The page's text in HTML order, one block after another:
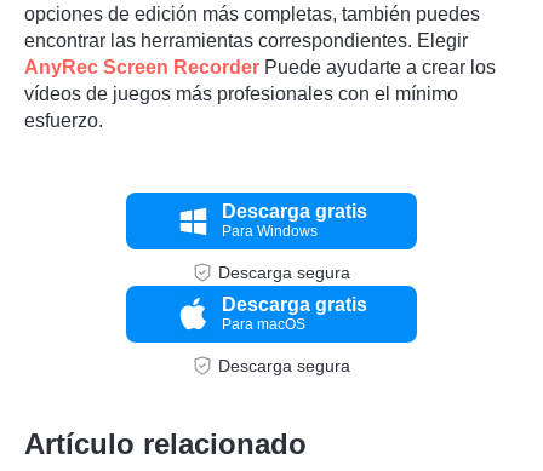
opciones de edición más completas, también puedes
encontrar las herramientas correspondientes. Elegir
AnyRec Screen Recorder Puede ayudarte a crear los
vídeos de juegos más profesionales con el mínimo
esfuerzo.
Descarga gratis
Para Windows
Descarga segura
Descarga gratis
Para macOS
Descarga segura
Artículo relacionado